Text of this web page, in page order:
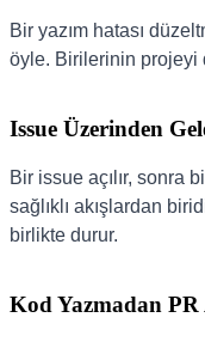
Bir yazım hatası
öyle. Birilerinin projeyi
Issue Üzerinden
Bir issue açılır, sonra
sağlıklı akışlardan
birlikte durur.
Kod Yazmadan PR